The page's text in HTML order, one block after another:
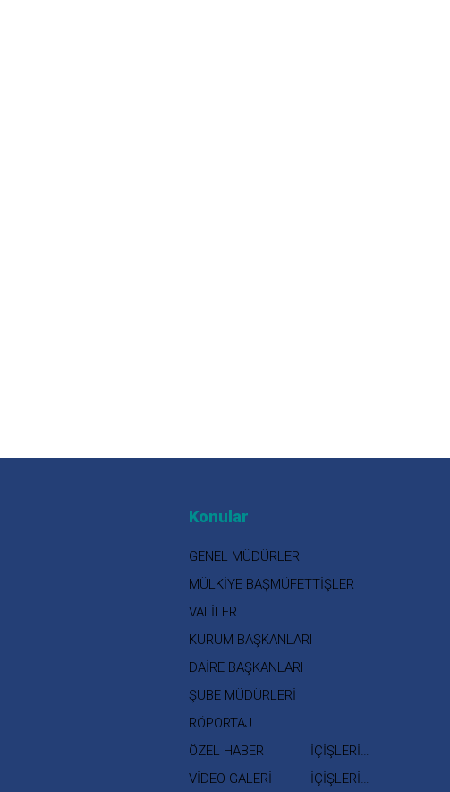
Konular
GENEL MÜDÜRLER
MÜLKİYE BAŞMÜFETTİŞLER
VALİLER
KURUM BAŞKANLARI
DAİRE BAŞKANLARI
ŞUBE MÜDÜRLERİ
RÖPORTAJ
ÖZEL HABER
VİDEO GALERİ
İÇİŞLERİ
BAKANI
İÇİŞLERİ